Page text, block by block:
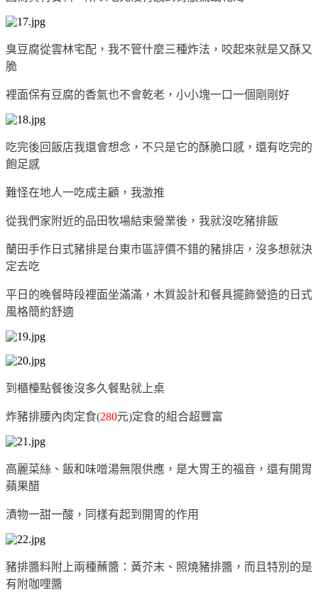
臭豆腐從雲林宅配，我不管什麼三種炸法，咬起來就是又酥又
脆
裡面保有豆腐的香氣也不會乾老，小小塊一口一個剛剛好
吃完後回飯店我還會想念，不只是它的酥脆口感，還有吃完的
飽足感
難怪在地人一吃成主顧，我激推
從我們家附近的品田牧場結束營業後，我就沒吃豬排飯
蘭田手作日式豬排是台東市區評價不錯的豬排店，沒多想就決
定去吃
平日的晚餐時段裡面坐滿滿，木質設計和餐具擺飾營造的日式
風格簡約舒適
到櫃檯點餐後沒多久餐點就上桌
炸豬排腰內肉定食(280元)定食的組合超豐富
高麗菜絲、飯和味噌湯無限供應，是大胃王的福音，還有開胃
蘋果醋
漬物一甜一酸，同樣有起到開胃的作用
豬排醬料附上兩種蘸醬：黃芥末、照燒豬排醬，而且特別的是
有附咖哩醬